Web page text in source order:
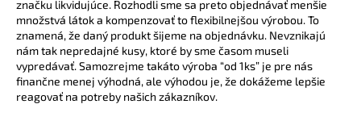
značku likvidujúce. Rozhodli sme sa preto objednávať menšie
množstvá látok a kompenzovať to flexibilnejšou výrobou. To
znamená, že daný produkt šijeme na objednávku. Nevznikajú
nám tak nepredajné kusy, ktoré by sme časom museli
vypredávať. Samozrejme takáto výroba “od 1ks” je pre nás
finančne menej výhodná, ale výhodou je, že dokážeme lepšie
reagovať na potreby našich zákazníkov.